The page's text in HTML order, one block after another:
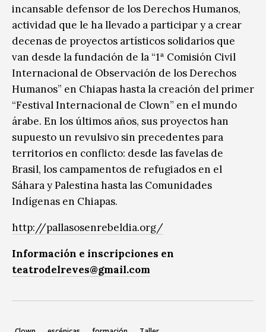
incansable defensor de los Derechos Humanos,
actividad que le ha llevado a participar y a crear
decenas de proyectos artísticos solidarios que
van desde la fundación de la “1ª Comisión Civil
Internacional de Observación de los Derechos
Humanos” en Chiapas hasta la creación del primer
“Festival Internacional de Clown” en el mundo
árabe. En los últimos años, sus proyectos han
supuesto un revulsivo sin precedentes para
territorios en conflicto: desde las favelas de
Brasil, los campamentos de refugiados en el
Sáhara y Palestina hasta las Comunidades
Indígenas en Chiapas.
http://pallasosenrebeldia.org/
Información e inscripciones en
teatrodelreves@gmail.com